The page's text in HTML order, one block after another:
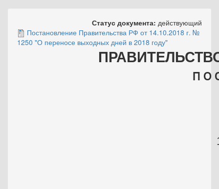
Статус документа: действующий
Постановление Правительства РФ от 14.10.2018 г. №
1250 "О переносе выходных дней в 2018 году"
П О